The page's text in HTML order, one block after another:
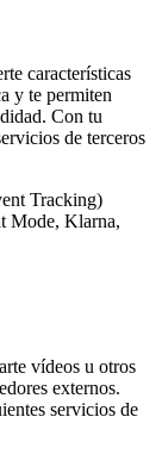
características
y te permiten
Con tu
de terceros
Tracking)
Mode, Klarna,
vídeos u otros
externos.
servicios de